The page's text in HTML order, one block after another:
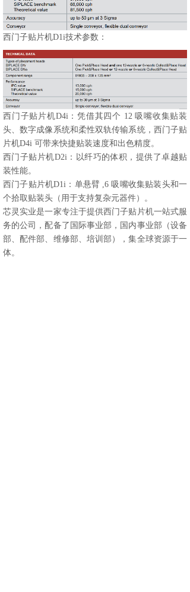
西门子贴片机D1i技术参数：
西门子贴片机D4i：凭借其四个 12 吸嘴收集贴装
头、数字成像系统和柔性双轨传输系统，西门子贴
片机D4i 可带来快捷贴装速度和出色精度。
西门子贴片机D2i：以纤巧的体积，提供了卓越贴
装性能。
西门子贴片机D1i：单悬臂 ,6 吸嘴收集贴装头和一
个拾取贴装头（用于支持复杂元器件）。
芯灵实业是一家专注于提供西门子贴片机一站式服
务的公司，配备了国际事业部，国内事业部（设备
部、配件部、维修部、培训部），集全球资源于一
体。